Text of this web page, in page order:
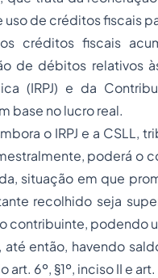
uso de créditos fiscais
créditos fiscais
de débitos relativos
(IRPJ) e da
base no lucro real.
o IRPJ e a CSLL,
poderá o
situação em que
recolhido seja
contribuinte, podendo
até então, havendo
art. 6º, §1º, inciso II e